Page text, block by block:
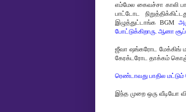
எம்மேல கைவச்சா காலி
பாட்டோட
இழுத்துட்டாங்க BGM
போட்டுக்கிறாரு. ஆனா
ஜீவா ஷங்கரோட மேக்கிங்
கேரக்டரோட தாக்கம்
ரெண்டாவது பாதில
இந்த முறை ஒரு வீடியோ